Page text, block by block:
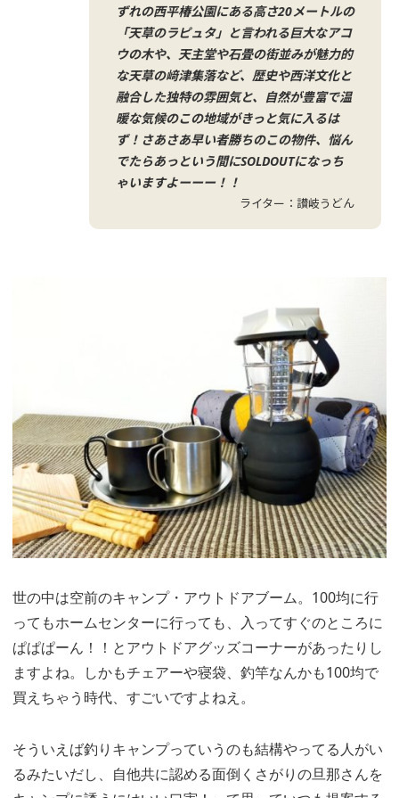
ラ
ッ
ト
フ
ォ
ー
ム
ずれの西平椿公園にある高さ20メートルの
「天草のラピュタ」と言われる巨大なアコ
ウの木や、天主堂や石畳の街並みが魅力的
な天草の﨑津集落など、歴史や西洋文化と
融合した独特の雰囲気と、自然が豊富で温
暖な気候のこの地域がきっと気に入るは
ず！さあさあ早い者勝ちのこの物件、悩ん
でたらあっという間にSOLDOUTになっち
ゃいますよーーー！！
ライター：讃岐うどん
世の中は空前のキャンプ・アウトドアブーム。100均に行
ってもホームセンターに行っても、入ってすぐのところに
ぱぱぱーん！！とアウトドアグッズコーナーがあったりし
ますよね。しかもチェアーや寝袋、釣竿なんかも100均で
買えちゃう時代、すごいですよねえ。
そういえば釣りキャンプっていうのも結構やってる人がい
るみたいだし、自他共に認める面倒くさがりの旦那さんを